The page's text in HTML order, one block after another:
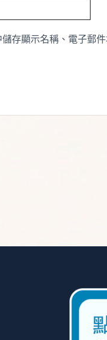
儲存顯示名稱、電子郵